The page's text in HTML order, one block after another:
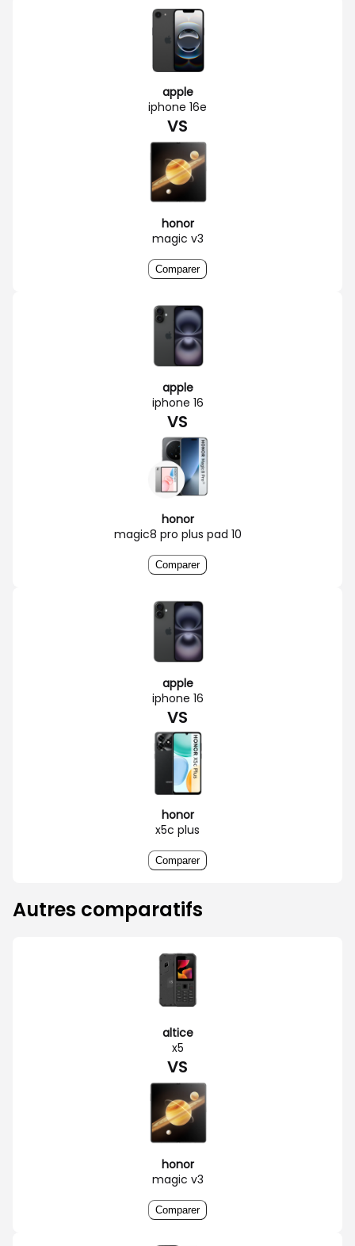
apple
iphone 16e
VS
honor
magic v3
Comparer
apple
iphone 16
VS
honor
magic8 pro plus pad 10
Comparer
apple
iphone 16
VS
honor
x5c plus
Comparer
Autres comparatifs
altice
x5
VS
honor
magic v3
Comparer